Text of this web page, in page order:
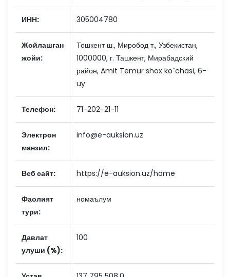
ИНН: 305004780
Жойлашган
жойи:
Тошкент ш., Миробод т., Узбекистан,
1000000, г. Ташкент, Мирабадский
район, Amit Temur shox ko`chasi, 6-
uy
Телефон: 71-202-21-11
Электрон
манзил:
info@e-auksion.uz
Веб сайт: https://e-auksion.uz/home
Фаолият
тури:
номаълум
Давлат
улуши (%):
100